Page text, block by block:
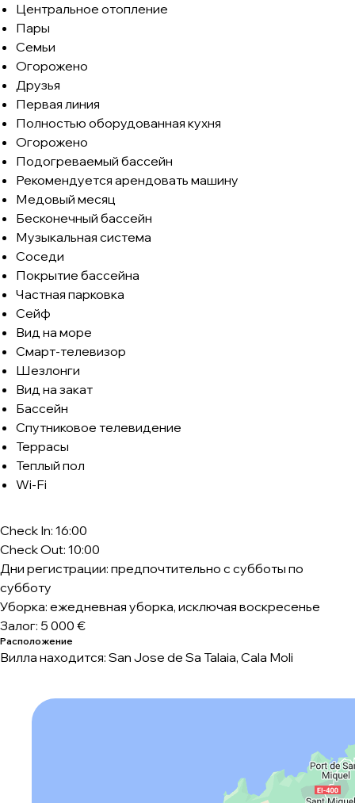
Центральное отопление
Пары
Семьи
Огорожено
Друзья
Первая линия
Полностью оборудованная кухня
Огорожено
Подогреваемый бассейн
Рекомендуется арендовать машину
Медовый месяц
Бесконечный бассейн
Музыкальная система
Соседи
Покрытие бассейна
Частная парковка
Сейф
Вид на море
Смарт-телевизор
Шезлонги
Вид на закат
Бассейн
Спутниковое телевидение
Террасы
Теплый пол
Wi-Fi
Check In: 16:00
Check Out: 10:00
Дни регистрации: предпочтительно с субботы по
субботу
Уборка: ежедневная уборка, исключая воскресенье
Залог: 5 000 €
Расположение
Вилла находится: San Jose de Sa Talaia, Cala Moli